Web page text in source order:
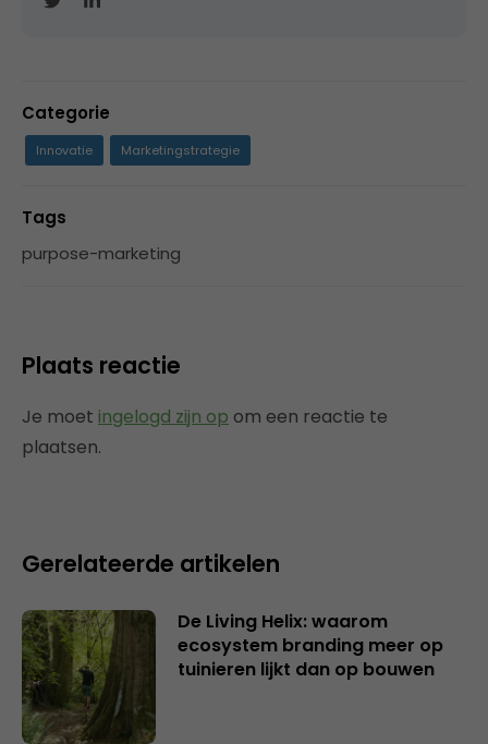
Categorie
Innovatie Marketingstrategie
Tags
purpose-marketing
Plaats reactie
Je moet ingelogd zijn op om een reactie te
plaatsen.
Gerelateerde artikelen
De Living Helix: waarom
ecosystem branding meer op
tuinieren lijkt dan op bouwen